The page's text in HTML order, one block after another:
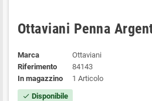
Ottaviani Penna
Marca
Ottaviani
Riferimento
84143
In magazzino
1 Articolo
check Disponibile